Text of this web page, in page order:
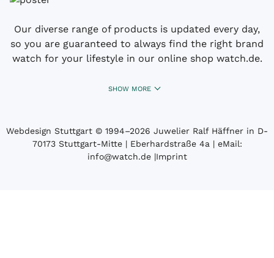
Our diverse range of products is updated every day,
so you are guaranteed to always find the right brand
watch for your lifestyle in our online shop watch.de.
SHOW MORE
Webdesign Stuttgart © 1994­–2026 Juwelier Ralf Häffner in D-
70173 Stuttgart-Mitte | Eberhardstraße 4a | eMail:
info@watch.de|Imprint